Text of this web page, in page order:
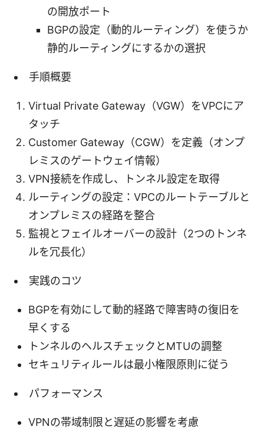
の開放ポート
BGPの設定（動的ルーティング）を使うか
静的ルーティングにするかの選択
手順概要
Virtual Private Gateway（VGW）をVPCにア
タッチ
Customer Gateway（CGW）を定義（オンプ
レミスのゲートウェイ情報）
VPN接続を作成し、トンネル設定を取得
ルーティングの設定：VPCのルートテーブルと
オンプレミスの経路を整合
監視とフェイルオーバーの設計（2つのトンネ
ルを冗長化）
実践のコツ
BGPを有効にして動的経路で障害時の復旧を
早くする
トンネルのヘルスチェックとMTUの調整
セキュリティルールは最小権限原則に従う
パフォーマンス
VPNの帯域制限と遅延の影響を考慮